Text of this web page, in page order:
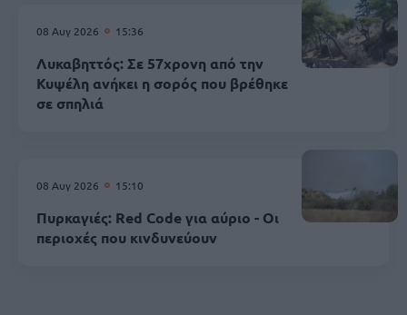
08 Αυγ 2026 15:36
Λυκαβηττός: Σε 57χρονη από την
Κυψέλη ανήκει η σορός που βρέθηκε
σε σπηλιά
08 Αυγ 2026 15:10
Πυρκαγιές: Red Code για αύριο - Οι
περιοχές που κινδυνεύουν